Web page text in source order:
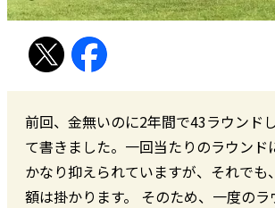
前回、金無いのに2年間で43ラウンド
て書きました。一回当たりのラウンド
かなり抑えられていますが、それでも
額は掛かります。 そのため、一度の